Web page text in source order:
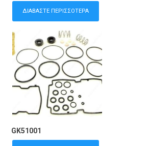
ΔΙΑΒΆΣΤΕ ΠΕΡΙΣΣΌΤΕΡΑ
GK51001